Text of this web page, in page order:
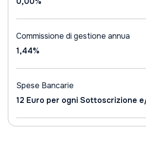
Commissione di gestione annua
1,44%
Spese Bancarie
12 Euro per ogni Sottoscrizione